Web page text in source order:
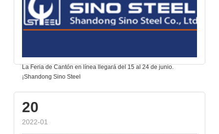
La Feria de Cantón en línea llegará del 15 al 24 de junio.
¡Shandong Sino Steel
20
2022-01